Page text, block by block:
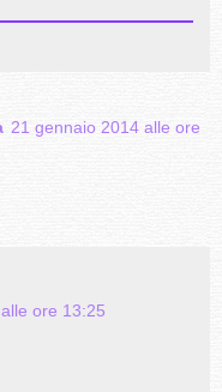
21 gennaio 2014 alle ore
ore 13:25